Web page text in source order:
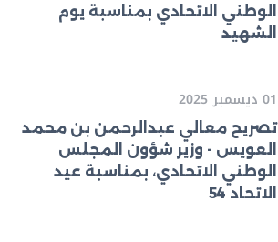
الوطني الاتحادي بمناسبة يوم
الشهيد
01 ديسمبر 2025
تصريح معالي عبدالرحمن بن محمد
العويس - وزير شؤون المجلس
الوطني الاتحادي، بمناسبة عيد
الاتحاد 54